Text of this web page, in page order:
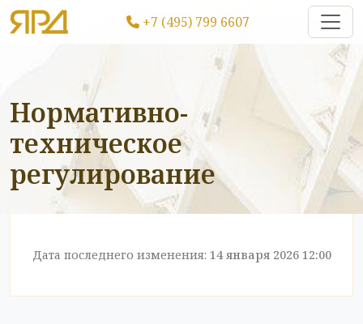
+7 (495) 799 6607
Нормативно-
техническое
регулирование
Дата последнего изменения: 14 января 2026 12:00